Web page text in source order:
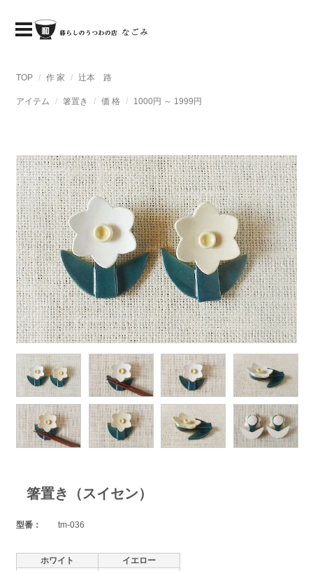
TOP 作 家 辻本 路
アイテム 箸置き 価 格 1000円 ～ 1999円
箸置き（スイセン）
型番： tm-036
ホワイト イエロー